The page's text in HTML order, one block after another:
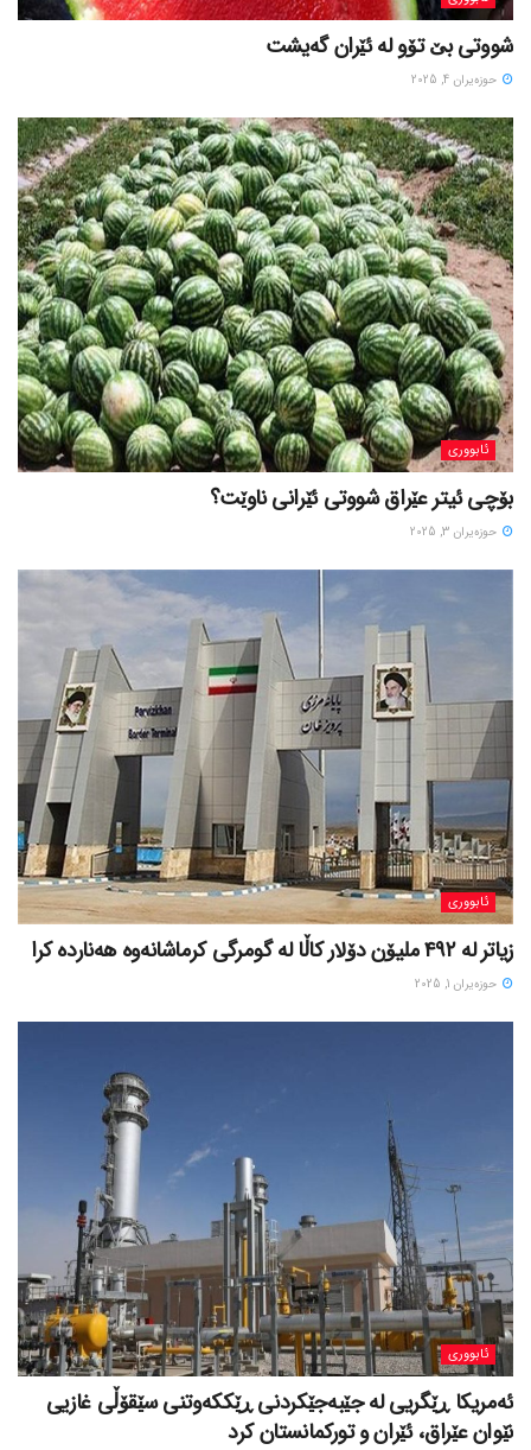
شووتی بێ تۆو لە ئێران گەیشت
حوزه‌یران 4, 2025
ئابووری
بۆچی ئیتر عێراق شووتی ئێرانی ناوێت؟
حوزه‌یران 3, 2025
ئابووری
زیاتر لە ٤٩٢ ملیۆن دۆلار کاڵا لە گومرگی کرماشانەوە هەناردە کرا
حوزه‌یران 1, 2025
ئابووری
ئەمریکا ڕێگریی لە جێبەجێکردنی ڕێککەوتنی سێقۆڵی غازیی
نێوان عێراق، ئێران و تورکمانستان کرد